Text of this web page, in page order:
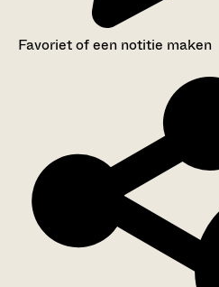
Favoriet of een notitie maken